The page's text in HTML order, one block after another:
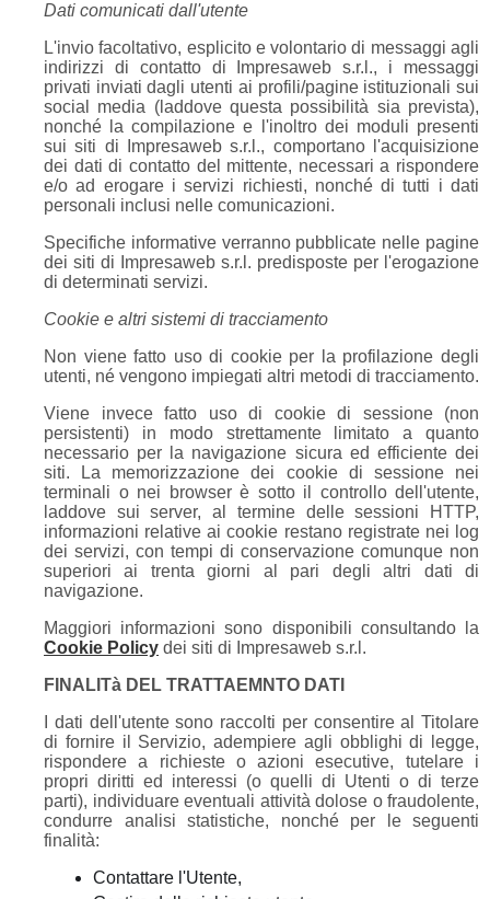
Dati comunicati dall'utente
L'invio facoltativo, esplicito e volontario di messaggi agli
indirizzi di contatto di Impresaweb s.r.l., i messaggi
privati inviati dagli utenti ai profili/pagine istituzionali sui
social media (laddove questa possibilità sia prevista),
nonché la compilazione e l'inoltro dei moduli presenti
sui siti di Impresaweb s.r.l., comportano l'acquisizione
dei dati di contatto del mittente, necessari a rispondere
e/o ad erogare i servizi richiesti, nonché di tutti i dati
personali inclusi nelle comunicazioni.
Specifiche informative verranno pubblicate nelle pagine
dei siti di Impresaweb s.r.l. predisposte per l'erogazione
di determinati servizi.
Cookie e altri sistemi di tracciamento
Non viene fatto uso di cookie per la profilazione degli
utenti, né vengono impiegati altri metodi di tracciamento.
Viene invece fatto uso di cookie di sessione (non
persistenti) in modo strettamente limitato a quanto
necessario per la navigazione sicura ed efficiente dei
siti. La memorizzazione dei cookie di sessione nei
terminali o nei browser è sotto il controllo dell'utente,
laddove sui server, al termine delle sessioni HTTP,
informazioni relative ai cookie restano registrate nei log
dei servizi, con tempi di conservazione comunque non
superiori ai trenta giorni al pari degli altri dati di
navigazione.
Maggiori informazioni sono disponibili consultando la
Cookie Policy dei siti di Impresaweb s.r.l.
FINALITà DEL TRATTAEMNTO DATI
I dati dell'utente sono raccolti per consentire al Titolare
di fornire il Servizio, adempiere agli obblighi di legge,
rispondere a richieste o azioni esecutive, tutelare i
propri diritti ed interessi (o quelli di Utenti o di terze
parti), individuare eventuali attività dolose o fraudolente,
condurre analisi statistiche, nonché per le seguenti
finalità:
Contattare l'Utente,